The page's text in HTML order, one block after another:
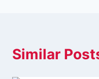
Similar